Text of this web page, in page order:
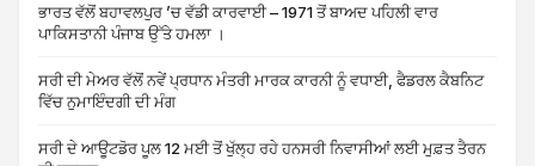
ਭਾਰਤ ਵੱਲੋਂ ਬਹਾਵਲਪੁਰ ’ਚ ਵੱਡੀ ਕਾਰਵਾਈ – 1971 ਤੋਂ ਬਾਅਦ ਪਹਿਲੀ ਵਾਰ
ਪਾਕਿਸਤਾਨੀ ਪੰਜਾਬ ਉੱਤੇ ਹਮਲਾ ।
ਸਰੀ ਦੀ ਮੇਅਰ ਵੱਲੋਂ ਨਵੇਂ ਪ੍ਰਧਾਨ ਮੰਤਰੀ ਮਾਰਕ ਕਾਰਨੀ ਨੂੰ ਵਧਾਈ, ਫੈਡਰਲ ਕੈਬਨਿਟ
ਵਿੱਚ ਨੁਮਾਇੰਦਗੀ ਦੀ ਮੰਗ
ਸਰੀ ਦੇ ਆਊਟਡੋਰ ਪੂਲ 12 ਮਈ ਤੋਂ ਖੁੱਲ੍ਹ ਰਹੇ ਹਨਸਰੀ ਨਿਵਾਸੀਆਂ ਲਈ ਮੁਫ਼ਤ ਤੈਰਨ